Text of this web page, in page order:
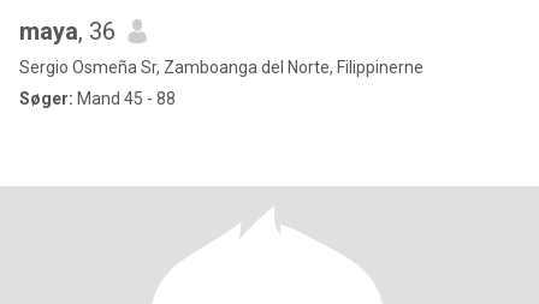
maya, 36
Sergio Osmeña Sr, Zamboanga del Norte, Filippinerne
Søger: Mand 45 - 88